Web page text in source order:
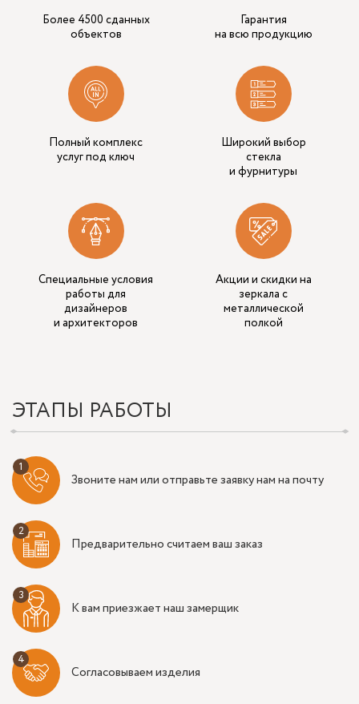
Более 4500 сданных
объектов
Гарантия
на всю продукцию
Полный комплекс
услуг под ключ
Широкий выбор
стекла
и фурнитуры
Специальные условия
работы для
дизайнеров
и архитекторов
Акции и скидки на
зеркала с
металлической
полкой
ЭТАПЫ РАБОТЫ
Звоните нам или отправьте заявку нам на почту
Предварительно считаем ваш заказ
К вам приезжает наш замерщик
Согласовываем изделия